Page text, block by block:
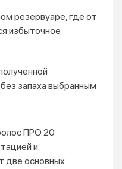
резервуаре, где от
избыточное
запаха выбранным
ПРО 20
и
две основных